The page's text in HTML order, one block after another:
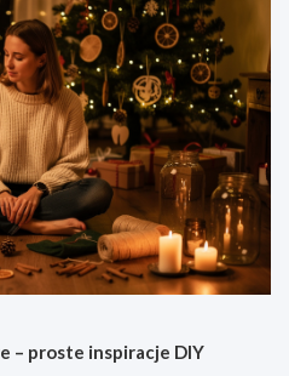
– proste inspiracje DIY